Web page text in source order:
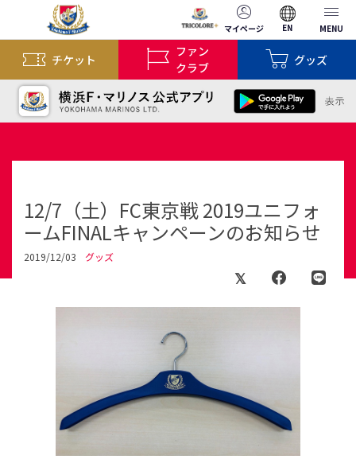
マイページ EN MENU
チケット
ファン
クラブ
グッズ
12/7（土）FC東京戦 2019ユニフォ
ームFINALキャンペーンのお知らせ
2019/12/03 グッズ